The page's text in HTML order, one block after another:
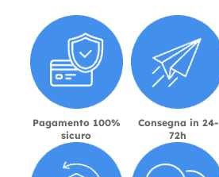
Pagamento 100%
sicuro
Consegna in 24-
72h